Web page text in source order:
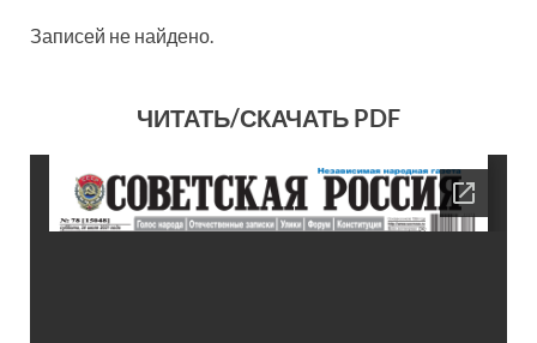
Записей не найдено.
ЧИТАТЬ/СКАЧАТЬ PDF